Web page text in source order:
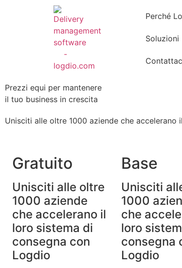
Perché
Soluzioni
Prezzi equi per mantenere
il tuo business in crescita
Unisciti alle oltre 1000 aziende che
Gratuito
Unisciti alle oltre
1000 aziende
che accelerano il
loro sistema di
consegna con
Logdio
Base
Unisciti
1000
che
loro
consegna
Logdio